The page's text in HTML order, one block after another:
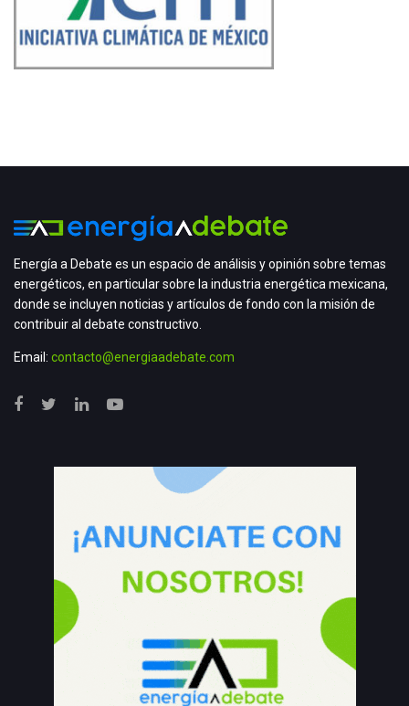
Energía a Debate es un espacio de análisis y opinión sobre temas
energéticos, en particular sobre la industria energética mexicana,
donde se incluyen noticias y artículos de fondo con la misión de
contribuir al debate constructivo.
Email: contacto@energiaadebate.com